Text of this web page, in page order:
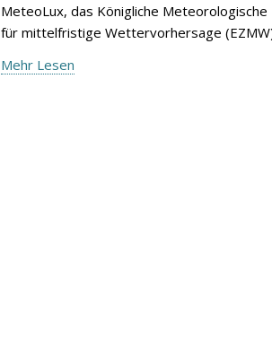
MeteoLux, das Königliche
für mittelfristige Wettervorhersage
Mehr Lesen